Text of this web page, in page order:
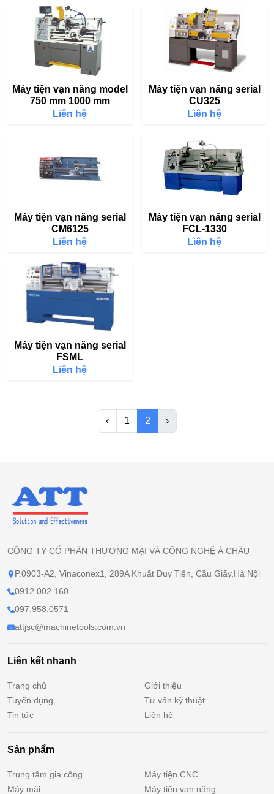
Máy tiện vạn năng model
750 mm 1000 mm
Liên hệ
Máy tiện vạn năng serial
CU325
Liên hệ
Máy tiện vạn năng serial
CM6125
Liên hệ
Máy tiện vạn năng serial
FCL-1330
Liên hệ
Máy tiện vạn năng serial
FSML
Liên hệ
‹ 1 2 ›
CÔNG TY CỔ PHẦN THƯƠNG MẠI VÀ CÔNG NGHỆ Á CHÂU
P.0903-A2, Vinaconex1, 289A Khuất Duy Tiến, Cầu Giấy,Hà Nội
0912.002.160
097.958.0571
attjsc@machinetools.com.vn
Liên kết nhanh
Trang chủ
Giới thiệu
Tuyển dụng
Tư vấn kỹ thuật
Tin tức
Liên hệ
Sản phẩm
Trung tâm gia công
Máy tiện CNC
Máy mài
Máy tiện vạn năng